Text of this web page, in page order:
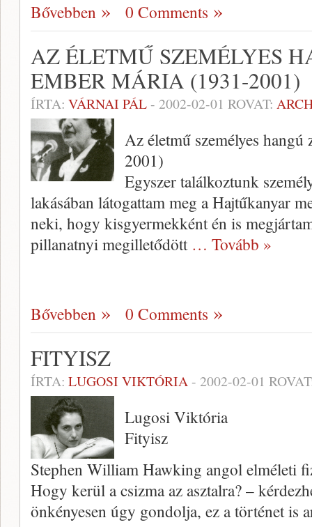
Bővebben 0 Comments
AZ ÉLETMŰ SZEMÉLYES
EMBER MÁRIA (1931-2001)
ÍRTA: VÁRNAI PÁL- 2002-02-01 ROVAT:
Az életmű személyes
2001)
Egyszer találkoztunk
lakásában látogattam meg a Hajtűkanyar
neki, hogy kisgyer­mekként én is
pillanatnyi megilletődött … Tovább »
Bővebben 0 Comments
FITYISZ
ÍRTA: LUGOSI VIKTÓRIA- 2002-02-01
Lugosi Viktória
Fityisz
Stephen William Hawking angol el­méleti
Hogy kerül a csizma az asztalra? –
önkénye­sen úgy gondolja, ez a történet is